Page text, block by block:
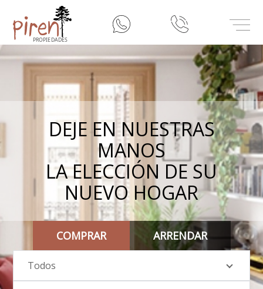
inicio
Misión
Nuestros Servicios
Contacto
DEJE EN NUESTRAS
MANOS
LA ELECCIÓN DE SU
NUEVO HOGAR
COMPRAR ARRENDAR
Todos